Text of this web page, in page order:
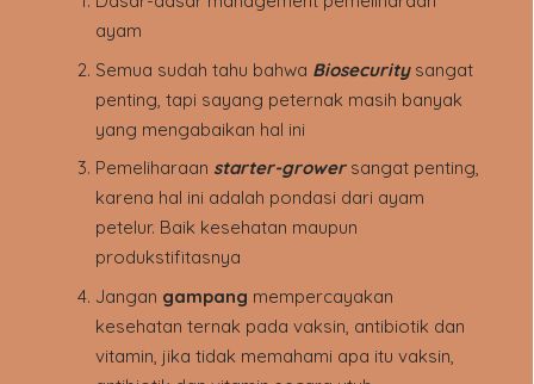
ayam
Semua sudah tahu bahwa Biosecuritysangat
penting, tapi sayang peternak masih banyak
yang mengabaikan hal ini
Pemeliharaanstarter-growersangat penting,
karena hal ini adalah pondasi dari ayam
petelur. Baik kesehatan maupun
produkstifitasnya
Jangan gampang mempercayakan
kesehatan ternak pada vaksin, antibiotik dan
vitamin, jika tidak memahami apa itu vaksin,